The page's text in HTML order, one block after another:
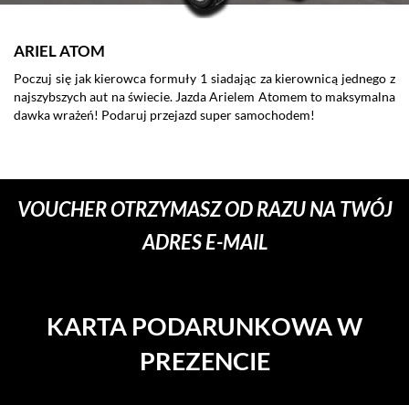
ARIEL ATOM
Poczuj się jak kierowca formuły 1 siadając za kierownicą jednego z
najszybszych aut na świecie. Jazda Arielem Atomem to maksymalna
dawka wrażeń! Podaruj przejazd super samochodem!
VOUCHER OTRZYMASZ OD RAZU NA TWÓJ
ADRES E-MAIL
KARTA PODARUNKOWA W
PREZENCIE